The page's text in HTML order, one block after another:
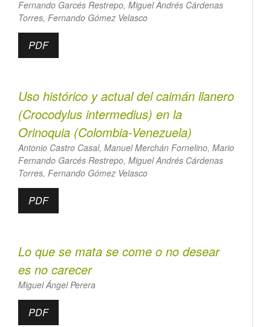
Fernando Garcés Restrepo, Miguel Andrés Cárdenas
Torres, Fernando Gómez Velasco
PDF
Uso histórico y actual del caimán llanero
(Crocodylus intermedius) en la
Orinoquia (Colombia-Venezuela)
Antonio Castro Casal, Manuel Merchán Fornelino, Mario
Fernando Garcés Restrepo, Miguel Andrés Cárdenas
Torres, Fernando Gómez Velasco
PDF
Lo que se mata se come o no desear
es no carecer
Miguel Ángel Perera
PDF